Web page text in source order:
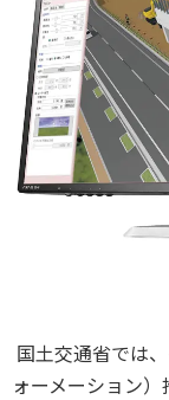
国⼟交通省では
ォーメーション